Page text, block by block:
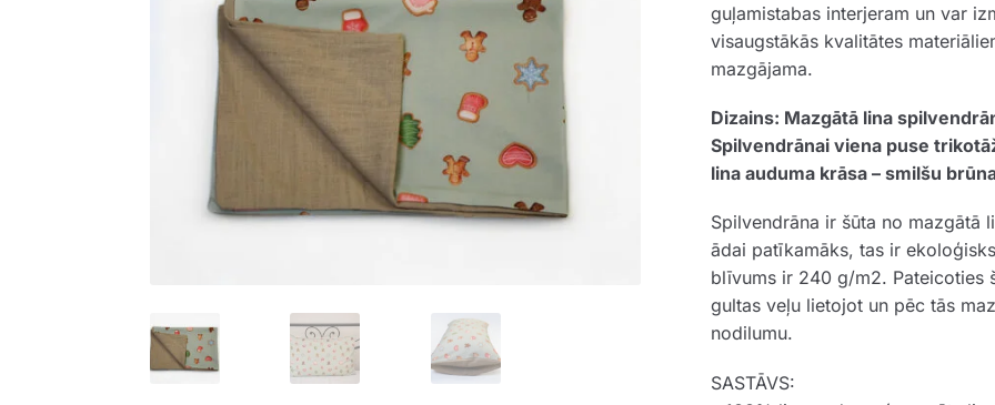
guļamistabas interjeram un var
visaugstākās kvalitātes
mazgājama.
Dizains: Mazgātā lina
Spilvendrānai viena puse
lina auduma krāsa – smilšu
Spilvendrāna ir šūta no mazgātā
ādai patīkamāks, tas ir
blīvums ir 240 g/m2. Pateicoties
gultas veļu lietojot un pēc tās
nodilumu.
SASTĀVS: